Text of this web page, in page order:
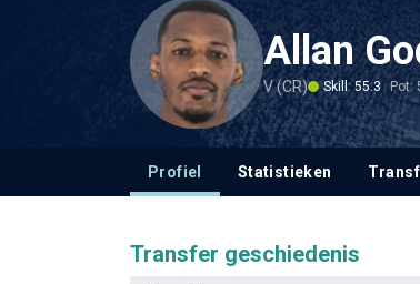
Allan
V (CR) Skill: 55.3 Pot:
Profiel Statistieken
Transfer geschiedenis